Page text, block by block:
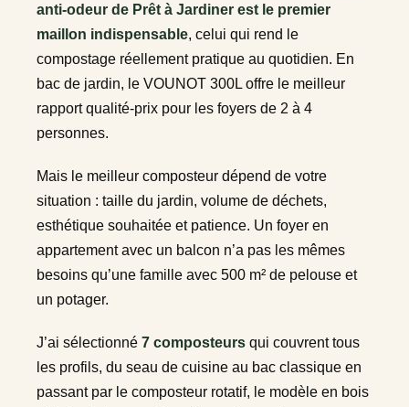
anti-odeur de Prêt à Jardiner est le premier
maillon indispensable, celui qui rend le
compostage réellement pratique au quotidien. En
bac de jardin, le VOUNOT 300L offre le meilleur
rapport qualité-prix pour les foyers de 2 à 4
personnes.
Mais le meilleur composteur dépend de votre
situation : taille du jardin, volume de déchets,
esthétique souhaitée et patience. Un foyer en
appartement avec un balcon n’a pas les mêmes
besoins qu’une famille avec 500 m² de pelouse et
un potager.
J’ai sélectionné 7 composteurs qui couvrent tous
les profils, du seau de cuisine au bac classique en
passant par le composteur rotatif, le modèle en bois